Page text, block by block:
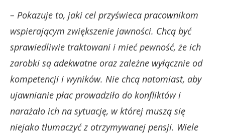
– Pokazuje to, jaki cel przyświeca pracownikom
wspierającym zwiększenie jawności. Chcą być
sprawiedliwie traktowani i mieć pewność, że ich
zarobki są adekwatne oraz zależne wyłącznie od
kompetencji i wyników. Nie chcą natomiast, aby
ujawnianie płac prowadziło do konfliktów i
narażało ich na sytuację, w której muszą się
niejako tłumaczyć z otrzymywanej pensji. Wiele